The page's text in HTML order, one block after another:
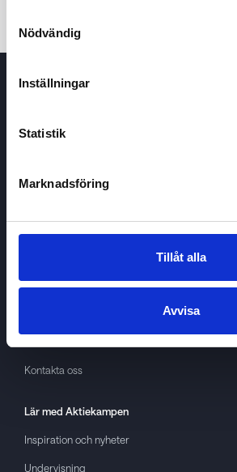
Nödvändig
Inställningar
Statistik
Marknadsföring
Tillåt alla
Avvisa
About cookies
Kontakta oss
Lär med Aktiekampen
Inspiration och nyheter
Undervisning